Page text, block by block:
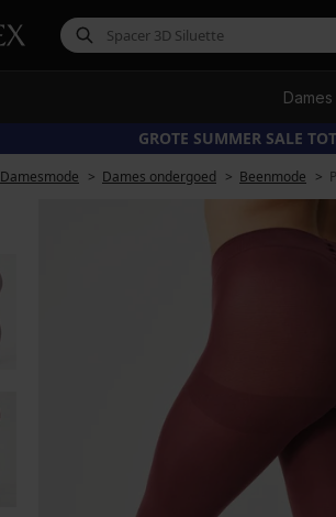
Dames
GROTE SUMMER SALE
Damesmode Dames ondergoed Beenmode